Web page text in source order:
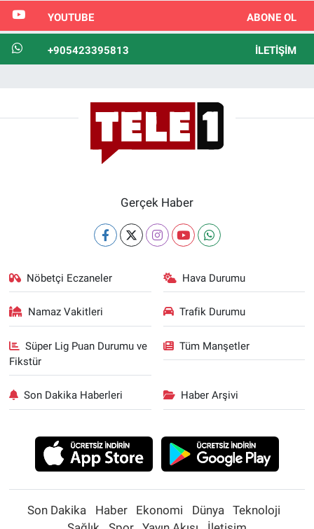
YOUTUBE ABONE OL
+905423395813 İLETIŞIM
Gerçek Haber
Nöbetçi Eczaneler Hava Durumu
Namaz Vakitleri Trafik Durumu
Süper Lig Puan Durumu ve
Fikstür
Tüm Manşetler
Son Dakika Haberleri Haber Arşivi
Son Dakika Haber Ekonomi Dünya
Teknoloji